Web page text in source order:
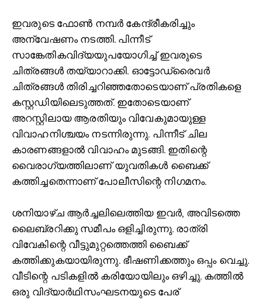
ഇവരുടെ ഫോണ്‍ നമ്പര്‍ കേന്ദ്രീകരിച്ചും
അന്വേഷണം നടത്തി. പിന്നീട്
സാങ്കേതികവിദ്യയുപയോഗിച്ച്‌ ഇവരുടെ
ചിത്രങ്ങള്‍ തയ്യാറാക്കി. ഓട്ടോഡ്രൈവര്‍
ചിത്രങ്ങള്‍ തിരിച്ചറിഞ്ഞതോടെയാണ് പ്രതികളെ
കസ്റ്റഡിയിലെടുത്തത്. ഇതോടെയാണ്
അറസ്റ്റിലായ ആരതിയും വിവേകുമായുള്ള
വിവാഹനിശ്ചയം നടന്നിരുന്നു. പിന്നീട് ചില
കാരണങ്ങളാല്‍ വിവാഹം മുടങ്ങി. ഇതിന്റെ
വൈരാഗ്യത്തിലാണ് യുവതികള്‍ ബൈക്ക്
കത്തിച്ചതെന്നാണ് പോലീസിന്റെ നിഗമനം.
ശനിയാഴ്ച ആര്‍ച്ചലിലെത്തിയ ഇവര്‍, അവിടത്തെ
ലൈബ്രറിക്കു സമീപം ഒളിച്ചിരുന്നു. രാത്രി
വിവേകിന്റെ വീട്ടുമുറ്റത്തെത്തി ബൈക്ക്
കത്തിക്കുകയായിരുന്നു. ഭീഷണിക്കത്തും ഒപ്പം വെച്ചു.
വീടിന്റെ പടികളില്‍ കരിയോയിലും ഒഴിച്ചു. കത്തില്‍
ഒരു വിദ്യാര്‍ഥിസംഘടനയുടെ പേര്